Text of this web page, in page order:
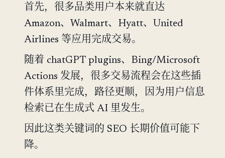
首先，很多品类用户本来就直达
Amazon、Walmart、Hyatt、United
Airlines 等应用完成交易。
随着 chatGPT plugins、Bing/Microsoft
Actions 发展，很多交易流程会在这些插
件体系里完成，路径更顺，因为用户信息
检索已在生成式 AI 里发生。
因此这类关键词的 SEO 长期价值可能下
降。